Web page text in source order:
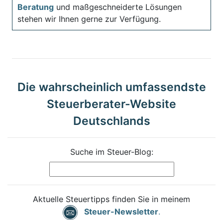
Beratung und maßgeschneiderte Lösungen
stehen wir Ihnen gerne zur Verfügung.
Die wahrscheinlich umfassendste
Steuerberater-Website
Deutschlands
Suche im Steuer-Blog:
Aktuelle Steuertipps finden Sie in meinem
Steuer-Newsletter.